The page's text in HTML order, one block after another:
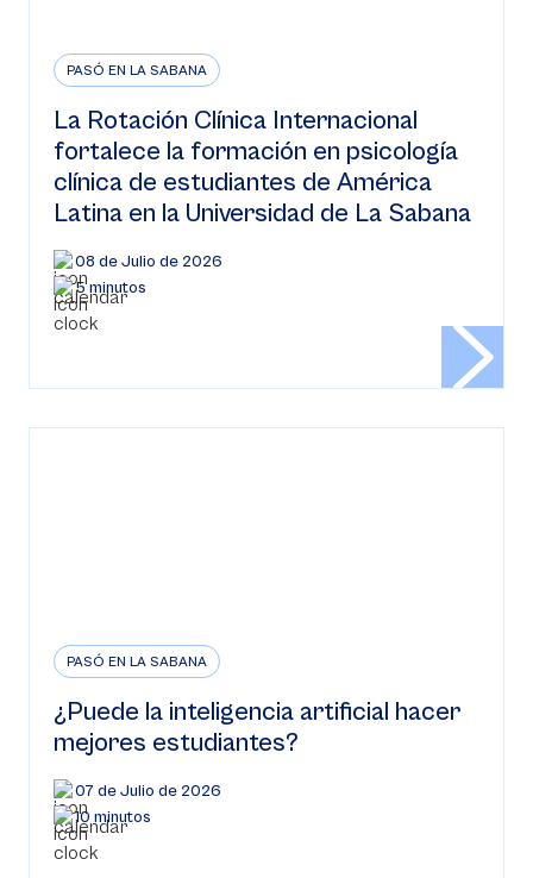
PASÓ EN LA SABANA
La Rotación Clínica Internacional
fortalece la formación en psicología
clínica de estudiantes de América
Latina en la Universidad de La Sabana
08 de Julio de 2026
5 minutos
PASÓ EN LA SABANA
¿Puede la inteligencia artificial hacer
mejores estudiantes?
07 de Julio de 2026
10 minutos